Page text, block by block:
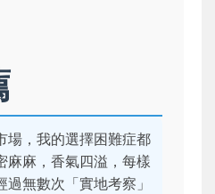
場，我的選擇困難症都
麻麻，香氣四溢，每樣
無數次「實地考察」